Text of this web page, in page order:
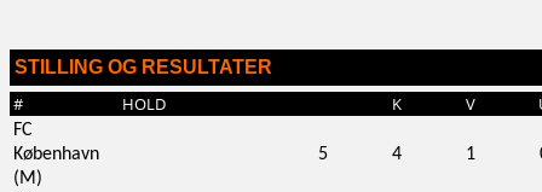
STILLING OG RESULTATER
# HOLD K V
FC
København
(M)
5 4 1